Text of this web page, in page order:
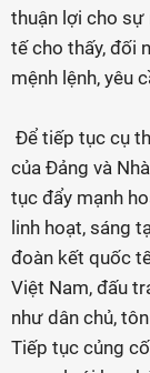
thuận lợi cho sự
tế cho thấy, đối
mệnh lệnh, yêu
Để tiếp tục cụ
của Đảng và
tục đẩy mạnh
linh hoạt, sáng
đoàn kết quốc
Việt Nam, đấu
như dân chủ,
Tiếp tục củng